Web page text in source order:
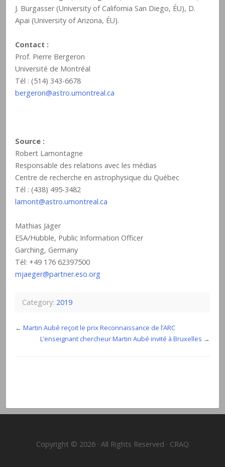
J. Burgasser (University of California San Diego, ÉU), D.
Apai (University of Arizona, ÉU).
Contact :
Prof. Pierre Bergeron
Université de Montréal
Tél : (514) 343-6678
bergeron@astro.umontreal.ca
Source :
Robert Lamontagne
Responsable des relations avec les médias
Centre de recherche en astrophysique du Québec
Tél : (438) 495-3482
lamont@astro.umontreal.ca
Mathias Jäger
ESA/Hubble, Public Information Officer
Garching, Germany
Tél: +49 176 62397500
mjaeger@partner.eso.org
Category: 2019
← Martin Aubé reçoit le prix Reconnaissance de l’ARC
L’enseignant chercheur Martin Aubé invité à Bruxelles →
Copyright © 2026 · All Rights Reserved · CRAQ